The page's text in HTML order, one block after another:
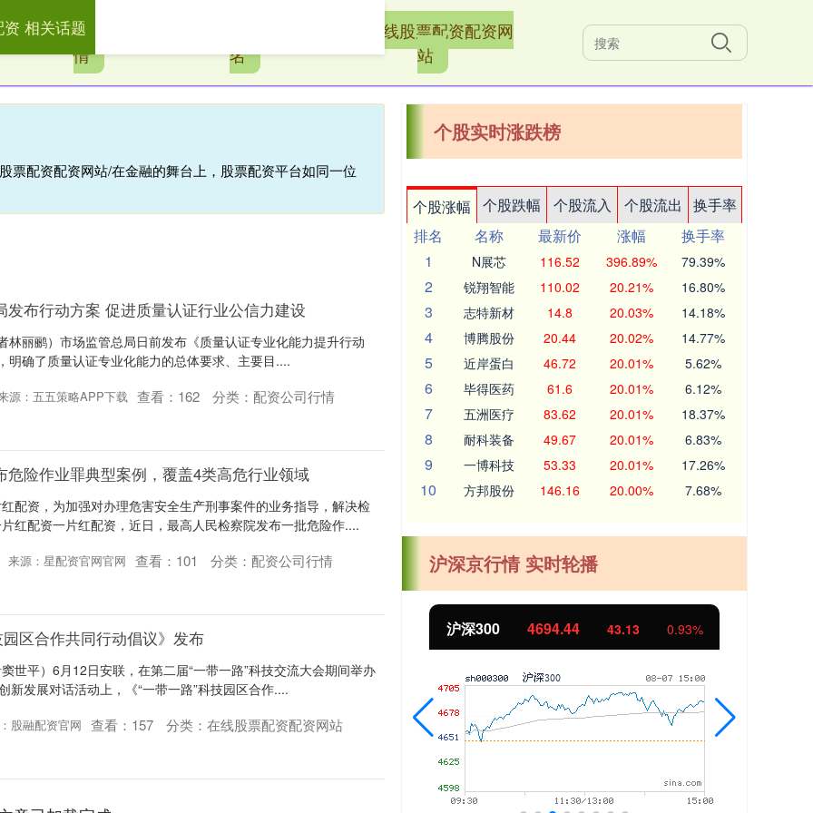
配资公司行
情
名
在线股票配资配资网
站
票配资配资网站/在金融的舞台上，股票配资平台如同一位
相关话题
发布行动方案 促进质量认证行业公信力建设
林丽鹂）市场监管总局日前发布《质量认证专业化能力提升行动
确了质量认证专业化能力的总体要求、主要目....
源：五五策略APP下载 查看： 162 分类： 配资公司行情
危险作业罪典型案例，覆盖4类高危行业领域
配资，为加强对办理危害安全生产刑事案件的业务指导，解决检
红配资一片红配资，近日，最高人民检察院发布一批危险作....
来源：星配资官网官网 查看： 101 分类： 配资公司行情
区合作共同行动倡议》发布
世平）6月12日安联，在第二届“一带一路”科技交流大会期间举办
新发展对话活动上，《“一带一路”科技园区合作....
股融配资官网 查看： 157 分类： 在线股票配资配资网站
个股实时涨跌榜
个股涨幅 个股跌幅 个股流入 个股流出
换手率
排名
名称 最新价 涨幅
换手率
1
N展芯 116.52 396.89% 79.39%
2 锐翔智能 110.02 20.21% 16.80%
3 志特新材 14.8 20.03% 14.18%
4 博腾股份 20.44 20.02% 14.77%
5 近岸蛋白 46.72 20.01% 5.62%
6 毕得医药 61.6 20.01% 6.12%
7 五洲医疗 83.62 20.01% 18.37%
8 耐科装备 49.67 20.01% 6.83%
9 一博科技 53.33 20.01% 17.26%
10 方邦股份 146.16 20.00% 7.68%
沪深京行情 实时轮播
深证成指 14311.01 沪深300 4694.44 43.13 0.93%